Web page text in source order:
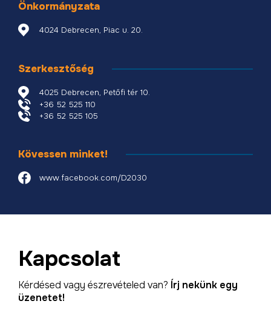
Önkormányzata
4024 Debrecen, Piac u. 20.
Szerkesztőség
4025 Debrecen, Petőfi tér 10.
+36 52 525 110
+36 52 525 105
Kövessen minket!
www.facebook.com/D2030
Kapcsolat
Kérdésed vagy észrevételed van? Írj nekünk egy
üzenetet!